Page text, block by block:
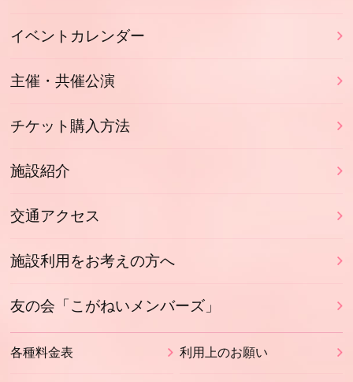
イベントカレンダー
主催・共催公演
チケット購入方法
施設紹介
交通アクセス
施設利用をお考えの方へ
友の会「こがねいメンバーズ」
各種料金表 利用上のお願い